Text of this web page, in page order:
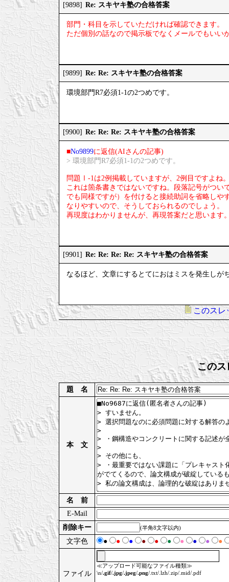
[9898] Re: スキヤキ塾の合格答案
部門・科目を示していただければ確認できます。
ただ個別の話なので掲示板でなくメールでもいい
[9899] Re: Re: スキヤキ塾の合格答案
環境部門R7必須1-1の2つめです。
[9900] Re: Re: Re: スキヤキ塾の合格答案
■No9899に返信(AIさんの記事)
> 環境部門R7必須1-1の2つめです。
問題Ⅰ-1は2例掲載していますが、2例目ですよね
これは箇条書きではないですね。段落記号がつ
でも同様ですが）を付けると接続助詞を省略し
なりやすいので、そうしておられるのでしょう。
再現度はわかりませんが、再現答案だと思います
[9901] Re: Re: Re: Re: スキヤキ塾の合格答案
なるほど、文章にするとてにおはミスを発生し
このスレ
このス
題 名
本 文
名 前
E-Mail
削除キー
(半角8文字以内)
文字色 ● ● ● ● ● ● ● ● ● ●
ファイル
≪アップロード可能なファイル種類≫
\n/.gif/.jpg/.jpeg/.png/.txt/.lzh/.zip/.mid/.pdf